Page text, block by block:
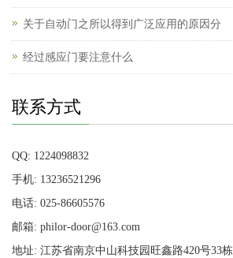
关于自动门之所以得到广泛应用的原因分
经过感应门要注意什么
联系方式
QQ: 1224098832
手机: 13236521296
电话: 025-86605576
邮箱: philor-door@163.com
地址: 江苏省南京中山科技园旺鑫路420号33栋